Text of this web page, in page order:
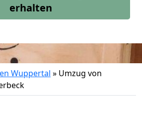
erhalten
Wuppertal » Umzug von